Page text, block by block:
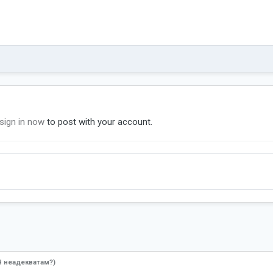
sign in now to post with your account.
неадекватам?)